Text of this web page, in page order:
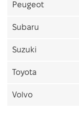
Peugeot
Subaru
Suzuki
Toyota
Volvo